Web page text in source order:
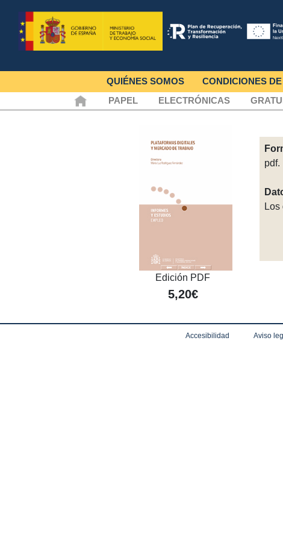
QUIÉNES SOMOS CONDICIONES
PAPEL
ELECTRÓNICAS
Edición PDF
5,20€
pdf.
Accesibilidad Aviso